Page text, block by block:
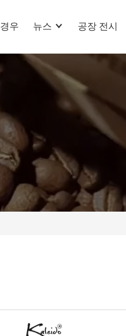
경우 뉴스 공장 전시